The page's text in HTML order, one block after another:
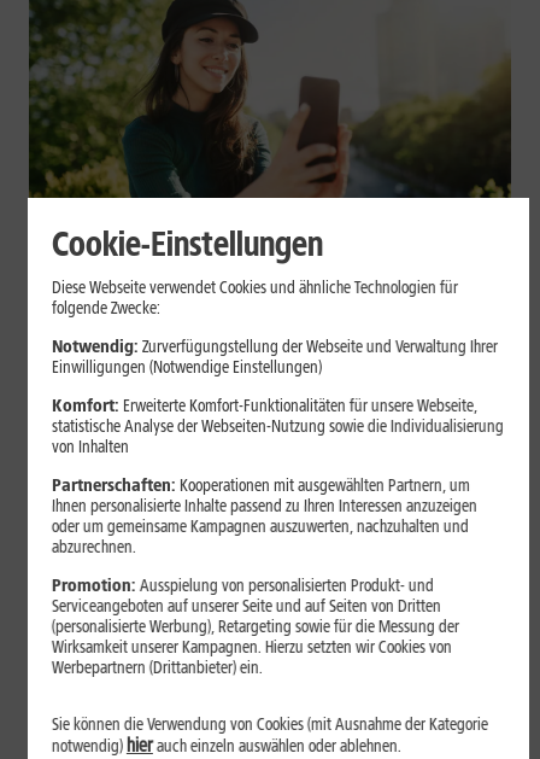
Datenvolumen sparen: Praktische
Tipps für Dein Smartphone
Videos, Social Media, Cloud-Backups und App-Updates können
Dein mobiles Datenvolumen schnell belasten. Mit einigen
Verbrauch begrenzen.
Mehr erfahren
Cookie-Einstellungen
Diese Webseite verwendet Cookies und ähnliche Technologien für
folgende Zwecke:
Notwendig: Zurverfügungstellung der Webseite und Verwaltung Ihrer
Einwilligungen (Notwendige Einstellungen)
Komfort: Erweiterte Komfort-Funktionalitäten für unsere Webseite,
statistische Analyse der Webseiten-Nutzung sowie die Individualisierung
von Inhalten
Partnerschaften: Kooperationen mit ausgewählten Partnern, um
Ihnen personalisierte Inhalte passend zu Ihren Interessen anzuzeigen
oder um gemeinsame Kampagnen auszuwerten, nachzuhalten und
abzurechnen.
Promotion: Ausspielung von personalisierten Produkt- und
Serviceangeboten auf unserer Seite und auf Seiten von Dritten
(personalisierte Werbung), Retargeting sowie für die Messung der
Wirksamkeit unserer Kampagnen. Hierzu setzten wir Cookies von
Werbepartnern (Drittanbieter) ein.
Sie können die Verwendung von Cookies (mit Ausnahme der Kategorie
notwendig) hierauch einzeln auswählen oder ablehnen.